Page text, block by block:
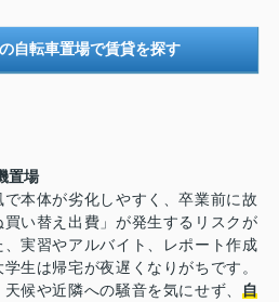
自転車置場で賃貸を探す
置場
本体が劣化しやすく、卒業前に故
買い替え出費」が発生するリスクが
実習やアルバイト、レポート作成
生は帰宅が夜遅くなりがちです。
候や近隣への騒音を気にせず、 自